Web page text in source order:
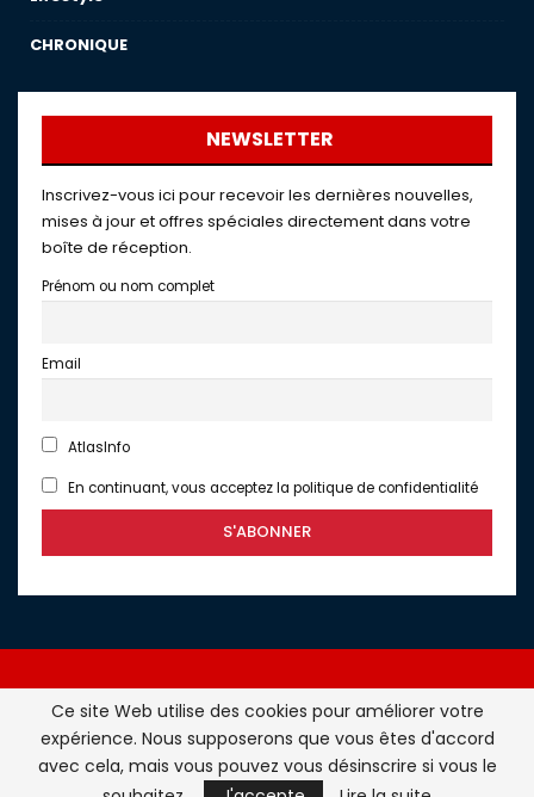
CHRONIQUE
NEWSLETTER
Inscrivez-vous ici pour recevoir les dernières nouvelles,
mises à jour et offres spéciales directement dans votre
boîte de réception.
Prénom ou nom complet
Email
AtlasInfo
En continuant, vous acceptez la politique de confidentialité
Atlasinfo.fr : l'essentiel de l'actualité de la France et du
Maghreb © Tous Droits Réservés - Atlasinfo- 2026
Ce site Web utilise des cookies pour améliorer votre
expérience. Nous supposerons que vous êtes d'accord
avec cela, mais vous pouvez vous désinscrire si vous le